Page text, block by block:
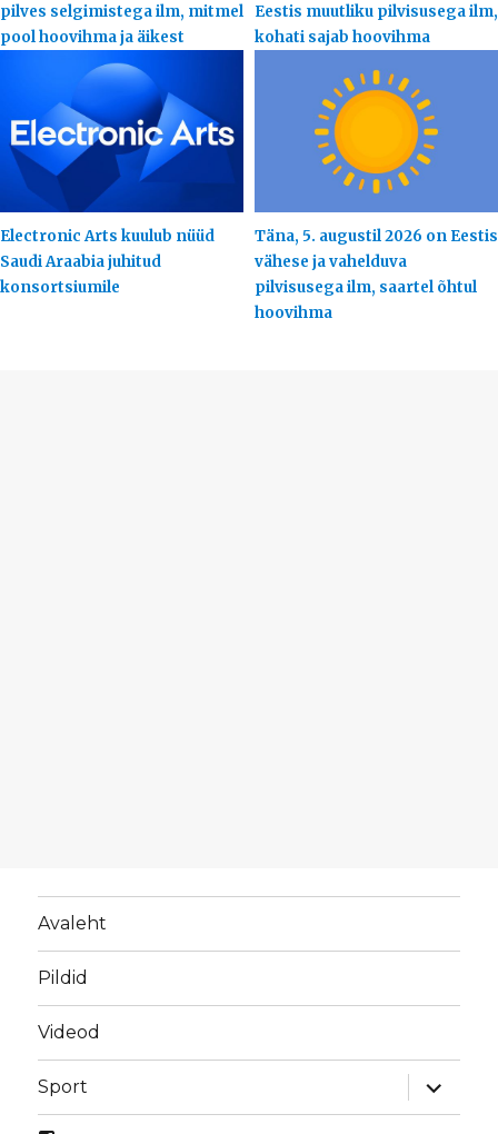
pilves selgimistega ilm, mitmel
pool hoovihma ja äikest
Eestis muutliku pilvisusega ilm,
kohati sajab hoovihma
Electronic Arts kuulub nüüd
Saudi Araabia juhitud
konsortsiumile
Täna, 5. augustil 2026 on Eestis
vähese ja vahelduva
pilvisusega ilm, saartel õhtul
hoovihma
Avaleht
Pildid
Videod
Sport
laienda